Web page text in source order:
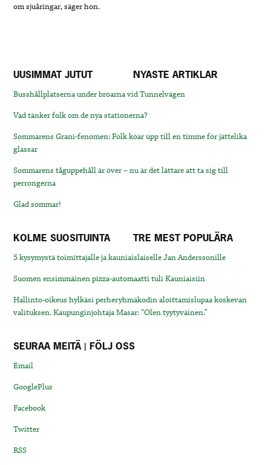
om sjuåringar, säger hon.
UUSIMMAT JUTUT NYASTE ARTIKLAR
Busshållplatserna under broarna vid Tunnelvägen
Vad tänker folk om de nya stationerna?
Sommarens Grani-fenomen: Folk köar upp till en timme för jättelika
glassar
Sommarens tåguppehåll är över – nu är det lättare att ta sig till
perrongerna
Glad sommar!
KOLME SUOSITUINTA TRE MEST POPULÄRA
5 kysymystä toimittajalle ja kauniaislaiselle Jan Anderssonille
Suomen ensimmäinen pizza-automaatti tuli Kauniaisiin
Hallinto-oikeus hylkäsi perheryhmäkodin aloittamislupaa koskevan
valituksen. Kaupunginjohtaja Masar: “Olen tyytyväinen.”
SEURAA MEITÄ | FÖLJ OSS
Email
GooglePlus
Facebook
Twitter
RSS